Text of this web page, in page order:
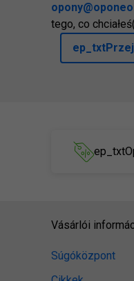
tego, co
Vásárlói
Súgóközpont